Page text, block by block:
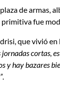
de armas,
fue
que vivió
cortas,
y hay bazares
.